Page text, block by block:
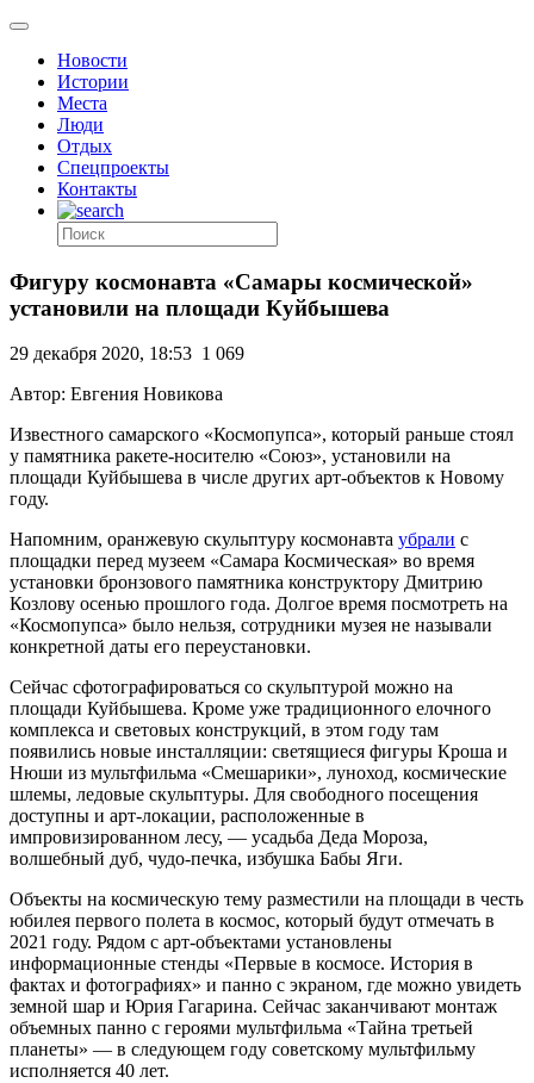
Новости
Истории
Места
Люди
Отдых
Спецпроекты
Контакты
Фигуру космонавта «Самары космической»
установили на площади Куйбышева
29 декабря 2020, 18:53 1 069
Автор: Евгения Новикова
Известного самарского «Космопупса», который раньше стоял
у памятника ракете-носителю «Союз», установили на
площади Куйбышева в числе других арт-объектов к Новому
году.
Напомним, оранжевую скульптуру космонавта убрали с
площадки перед музеем «Самара Космическая» во время
установки бронзового памятника конструктору Дмитрию
Козлову осенью прошлого года. Долгое время посмотреть на
«Космопупса» было нельзя, сотрудники музея не называли
конкретной даты его переустановки.
Сейчас сфотографироваться со скульптурой можно на
площади Куйбышева. Кроме уже традиционного елочного
комплекса и световых конструкций, в этом году там
появились новые инсталляции: светящиеся фигуры Кроша и
Нюши из мультфильма «Смешарики», луноход, космические
шлемы, ледовые скульптуры. Для свободного посещения
доступны и арт-локации, расположенные в
импровизированном лесу, — усадьба Деда Мороза,
волшебный дуб, чудо-печка, избушка Бабы Яги.
Объекты на космическую тему разместили на площади в честь
юбилея первого полета в космос, который будут отмечать в
2021 году. Рядом с арт-объектами установлены
информационные стенды «Первые в космосе. История в
фактах и фотографиях» и панно с экраном, где можно увидеть
земной шар и Юрия Гагарина. Сейчас заканчивают монтаж
объемных панно с героями мультфильма «Тайна третьей
планеты» — в следующем году советскому мультфильму
исполняется 40 лет.